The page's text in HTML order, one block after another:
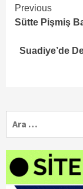
Continue
Reading
Previous
Sütte Pişmiş
Suadiye’de